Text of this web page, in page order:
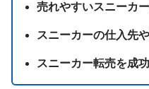
売れやすいスニーカ
スニーカーの仕入先
スニーカー転売を成